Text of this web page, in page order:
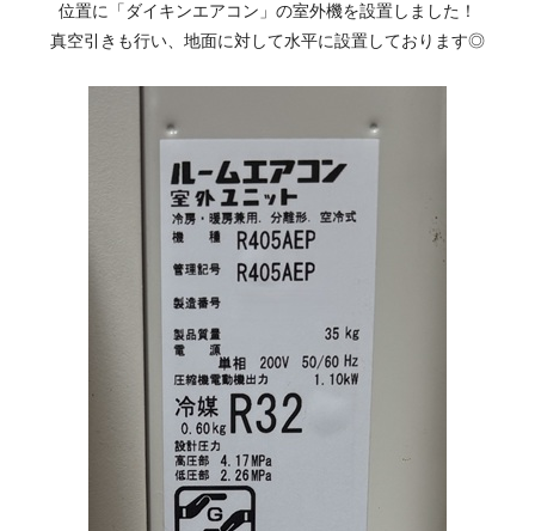
位置に「ダイキンエアコン」の室外機を設置しました！
真空引きも行い、地面に対して水平に設置しております◎